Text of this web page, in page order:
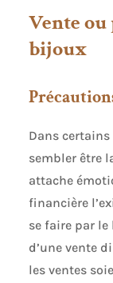
Vente ou
bijoux
Dans
sembler être
attache
financière
se faire par le
d’une vente
les ventes